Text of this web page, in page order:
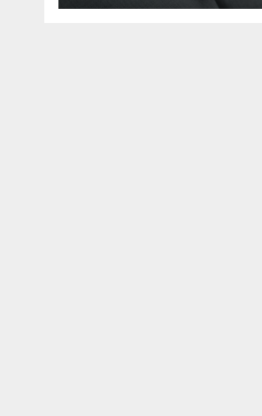
un 16enne